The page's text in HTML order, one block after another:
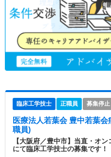
臨床工学技士 正職員 募集停止
医療法人若葉会 豊中若葉会
職員)
【大阪府／豊中市】当直・オ
にて臨床工学技士の募集です！